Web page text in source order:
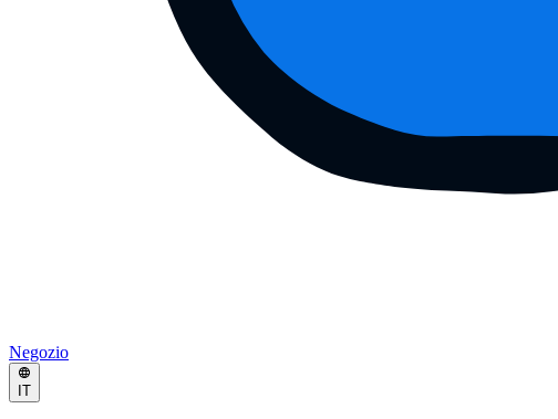
Negozio
IT